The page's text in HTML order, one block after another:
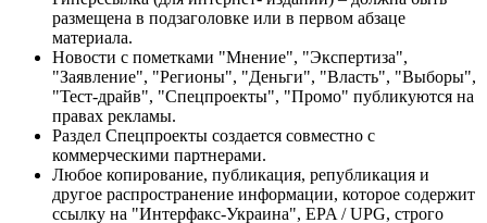
размещена в подзаголовке или в первом абзаце
материала.
Новости с пометками "Мнение", "Экспертиза",
"Заявление", "Регионы", "Деньги", "Власть", "Выборы",
"Тест-драйв", "Спецпроекты", "Промо" публикуются на
правах рекламы.
Раздел Спецпроекты создается совместно с
коммерческими партнерами.
Любое копирование, публикация, републикация и
другое распространение информации, которое содержит
ссылку на "Интерфакс-Украина", EPA / UPG, строго